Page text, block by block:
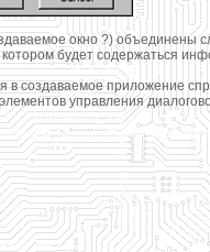
окно ?) объединены
будет содержаться
в создаваемое приложение
управления